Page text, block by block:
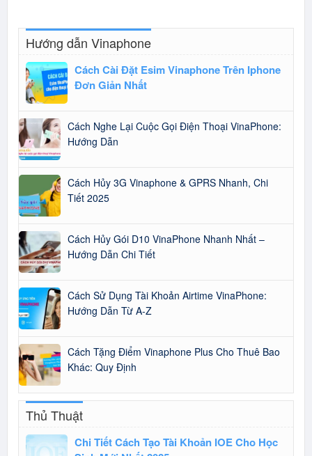
Hướng dẫn Vinaphone
Cách Cài Đặt Esim Vinaphone Trên Iphone
Đơn Giản Nhất
Cách Nghe Lại Cuộc Gọi Điện Thoại VinaPhone:
Hướng Dẫn
Cách Hủy 3G Vinaphone & GPRS Nhanh, Chi
Tiết 2025
Cách Hủy Gói D10 VinaPhone Nhanh Nhất –
Hướng Dẫn Chi Tiết
Cách Sử Dụng Tài Khoản Airtime VinaPhone:
Hướng Dẫn Từ A-Z
Cách Tặng Điểm Vinaphone Plus Cho Thuê Bao
Khác: Quy Định
Thủ Thuật
Chi Tiết Cách Tạo Tài Khoản IOE Cho Học